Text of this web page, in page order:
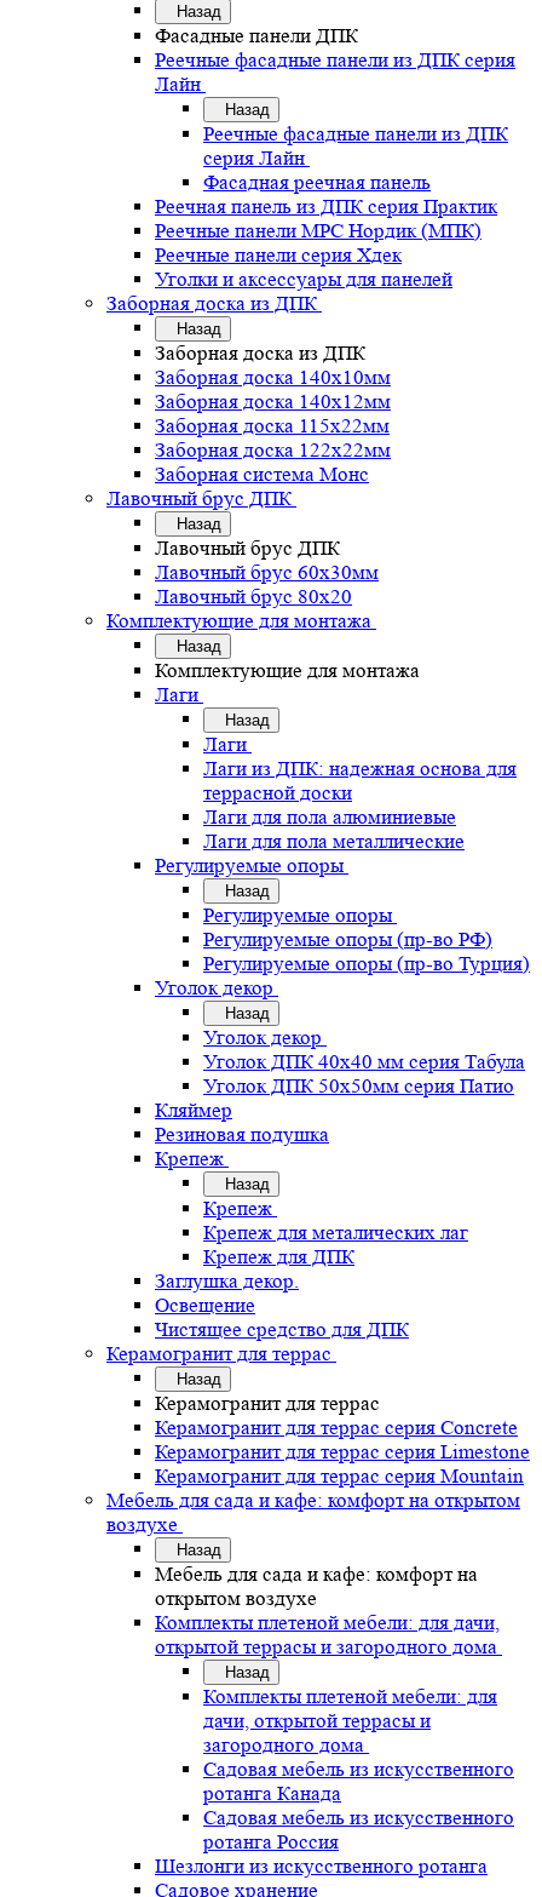
Назад
Фасадные панели ДПК
Реечные фасадные панели из ДПК серия
Лайн
Назад
Реечные фасадные панели из ДПК
серия Лайн
Фасадная реечная панель
Реечная панель из ДПК серия Практик
Реечные панели MPC Нордик (МПК)
Реечные панели серия Хдек
Уголки и аксессуары для панелей
Заборная доска из ДПК
Назад
Заборная доска из ДПК
Заборная доска 140х10мм
Заборная доска 140х12мм
Заборная доска 115х22мм
Заборная доска 122х22мм
Заборная система Монс
Лавочный брус ДПК
Назад
Лавочный брус ДПК
Лавочный брус 60х30мм
Лавочный брус 80х20
Комплектующие для монтажа
Назад
Комплектующие для монтажа
Лаги
Назад
Лаги
Лаги из ДПК: надежная основа для
террасной доски
Лаги для пола алюминиевые
Лаги для пола металлические
Регулируемые опоры
Назад
Регулируемые опоры
Регулируемые опоры (пр-во РФ)
Регулируемые опоры (пр-во Турция)
Уголок декор
Назад
Уголок декор
Уголок ДПК 40х40 мм серия Табула
Уголок ДПК 50х50мм серия Патио
Кляймер
Резиновая подушка
Крепеж
Назад
Крепеж
Крепеж для металических лаг
Крепеж для ДПК
Заглушка декор.
Освещение
Чистящее средство для ДПК
Керамогранит для террас
Назад
Керамогранит для террас
Керамогранит для террас серия Concrete
Керамогранит для террас серия Limestone
Керамогранит для террас серия Mountain
Мебель для сада и кафе: комфорт на открытом
воздухе
Назад
Мебель для сада и кафе: комфорт на
открытом воздухе
Комплекты плетеной мебели: для дачи,
открытой террасы и загородного дома
Назад
Комплекты плетеной мебели: для
дачи, открытой террасы и
загородного дома
Садовая мебель из искусственного
ротанга Канада
Садовая мебель из искусственного
ротанга Россия
Шезлонги из искусственного ротанга
Садовое хранение